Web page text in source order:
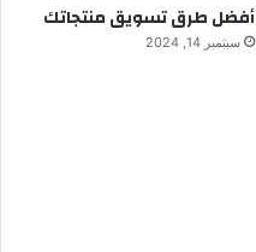
أفضل طرق تسويق منتجاتك
سبتمبر 14, 2024